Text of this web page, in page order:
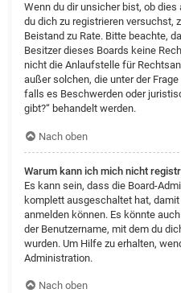
Wenn du dir unsicher bist, ob
du dich zu registrieren versuchst,
Beistand zu Rate. Bitte beachte,
Besitzer dieses Boards keine
nicht die Anlaufstelle für
außer solchen, die unter der
falls es Beschwerden oder
gibt?“ behandelt werden.
Nach oben
Warum kann ich mich nicht
Es kann sein, dass die Board-
komplett ausgeschaltet hat,
anmelden können. Es könnte
der Benutzername, mit dem du
wurden. Um Hilfe zu erhalten,
Administration.
Nach oben